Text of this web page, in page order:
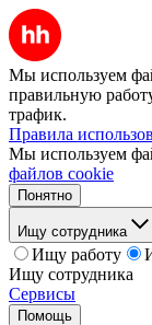
Мы используем
правильную
трафик.
Правила
Мы используем
файлов cookie
Понятно
Ищу сотрудника
Ищу работу
Ищу сотрудника
Сервисы
Помощь